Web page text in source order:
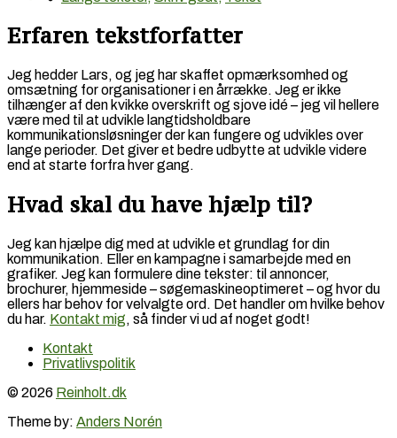
Erfaren tekstforfatter
Jeg hedder Lars, og jeg har skaffet opmærksomhed og
omsætning for organisationer i en årrække. Jeg er ikke
tilhænger af den kvikke overskrift og sjove idé – jeg vil hellere
være med til at udvikle langtidsholdbare
kommunikationsløsninger der kan fungere og udvikles over
lange perioder. Det giver et bedre udbytte at udvikle videre
end at starte forfra hver gang.
Hvad skal du have hjælp til?
Jeg kan hjælpe dig med at udvikle et grundlag for din
kommunikation. Eller en kampagne i samarbejde med en
grafiker. Jeg kan formulere dine tekster: til annoncer,
brochurer, hjemmeside – søgemaskineoptimeret – og hvor du
ellers har behov for velvalgte ord. Det handler om hvilke behov
du har. Kontakt mig, så finder vi ud af noget godt!
Kontakt
Privatlivspolitik
© 2026 Reinholt.dk
Theme by: Anders Norén